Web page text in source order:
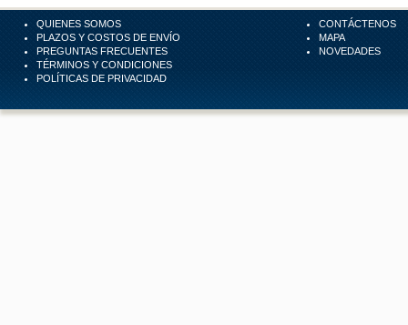
QUIENES SOMOS
PLAZOS Y COSTOS DE ENVÍO
PREGUNTAS FRECUENTES
TÉRMINOS Y CONDICIONES
POLÍTICAS DE PRIVACIDAD
CONTÁCTENOS
MAPA
NOVEDADES